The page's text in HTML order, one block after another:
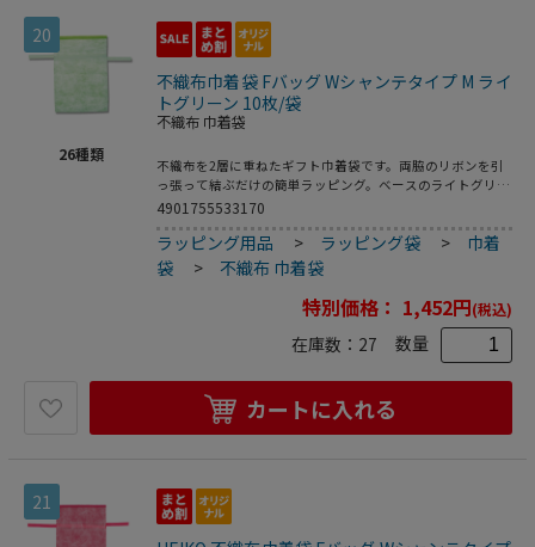
20
26種類
不織布巾着袋 Fバッグ Wシャンテタイプ M ライ
トグリーン 10枚/袋
不織布 巾着袋
不織布を2層に重ねたギフト巾着袋です。両脇のリボンを引
っ張って結ぶだけの簡単ラッピング。ベースのライトグリー
ン色の上に薄手の白を重ねることで、やさしく上品なイメー
見た目よりも容量があります。●入数:10枚
4901755533170
ラッピング用品 > ラッピング袋 > 巾着
袋
> 不織布 巾着袋
特別価格： 1,452円(税込)
在庫数： 27 数量
カートに入れる
21